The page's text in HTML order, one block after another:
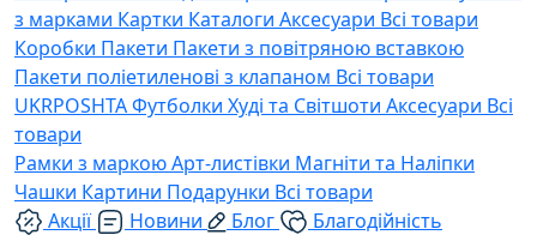
з марками Картки Каталоги Аксесуари Всі товари
Коробки Пакети Пакети з повітряною вставкою
Пакети поліетиленові з клапаном Всі товари
UKRPOSHTAФутболки Худі та Світшоти Аксесуари Всі
товари
Рамки з маркоюАрт-листівки Магніти та Наліпки
Чашки Картини Подарунки Всі товари
Акції
Новини Блог
Благодійність